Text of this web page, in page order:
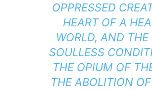
OPPRESSED
HEART OF A
WORLD, AND
SOULLESS
THE OPIUM OF
THE ABOLITION